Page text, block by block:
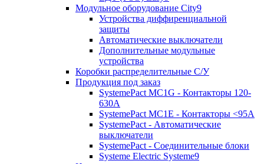
Модульное оборудование City9
Устройства диффиренциальной
защиты
Автоматические выключатели
Дополнительные модульные
устройства
Коробки распределительные C/У
Продукция под заказ
SystemePact MC1G - Контакторы 120-
630A
SystemePact MC1E - Контакторы <95A
SystemePact - Автоматические
выключатели
SystemePact - Соединительные блоки
Systeme Electric Systeme9